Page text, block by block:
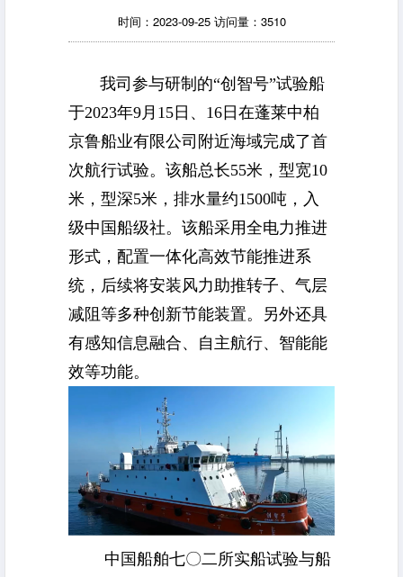
时间：2023-09-25 访问量：3510
我司参与研制的“创智号”试验船
于2023年9月15日、16日在蓬莱中柏
京鲁船业有限公司附近海域完成了首
次航行试验。该船总长55米，型宽10
米，型深5米，排水量约1500吨，入
级中国船级社。该船采用全电力推进
形式，配置一体化高效节能推进系
统，后续将安装风力助推转子、气层
减阻等多种创新节能装置。另外还具
有感知信息融合、自主航行、智能能
效等功能。
中国船舶七〇二所实船试验与船